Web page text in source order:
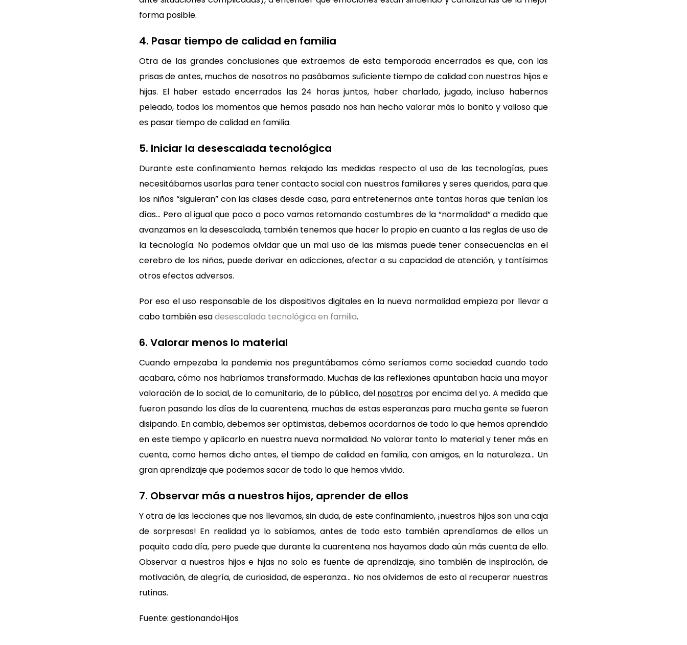
forma posible.
4. Pasar tiempo de calidad en familia
Otra de las grandes conclusiones que extraemos de esta temporada encerrados es que, con las
prisas de antes, muchos de nosotros no pasábamos suficiente tiempo de calidad con nuestros hijos e
hijas. El haber estado encerrados las 24 horas juntos, haber charlado, jugado, incluso habernos
peleado, todos los momentos que hemos pasado nos han hecho valorar más lo bonito y valioso que
es pasar tiempo de calidad en familia.
5. Iniciar la desescalada tecnológica
Durante este confinamiento hemos relajado las medidas respecto al uso de las tecnologías, pues
necesitábamos usarlas para tener contacto social con nuestros familiares y seres queridos, para que
los niños “siguieran” con las clases desde casa, para entretenernos ante tantas horas que tenían los
días… Pero al igual que poco a poco vamos retomando costumbres de la “normalidad” a medida que
avanzamos en la desescalada, también tenemos que hacer lo propio en cuanto a las reglas de uso de
la tecnología. No podemos olvidar que un mal uso de las mismas puede tener consecuencias en el
cerebro de los niños, puede derivar en adicciones, afectar a su capacidad de atención, y tantísimos
otros efectos adversos.
Por eso el uso responsable de los dispositivos digitales en la nueva normalidad empieza por llevar a
cabo también esadesescalada tecnológica en familia.
6. Valorar menos lo material
Cuando empezaba la pandemia nos preguntábamos cómo seríamos como sociedad cuando todo
acabara, cómo nos habríamos transformado. Muchas de las reflexiones apuntaban hacia una mayor
valoración de lo social, de lo comunitario, de lo público, del nosotros por encima delyo. A medida que
fueron pasando los días de la cuarentena, muchas de estas esperanzas para mucha gente se fueron
disipando. En cambio, debemos ser optimistas, debemos acordarnos de todo lo que hemos aprendido
en este tiempo y aplicarlo en nuestra nueva normalidad. No valorar tanto lo material y tener más en
cuenta, como hemos dicho antes, el tiempo de calidad en familia, con amigos, en la naturaleza… Un
gran aprendizaje que podemos sacar de todo lo que hemos vivido.
7. Observar más a nuestros hijos, aprender de ellos
Y otra de las lecciones que nos llevamos, sin duda, de este confinamiento, ¡nuestros hijos son una caja
de sorpresas! En realidad ya lo sabíamos, antes de todo esto también aprendíamos de ellos un
poquito cada día, pero puede que durante la cuarentena nos hayamos dado aún más cuenta de ello.
Observar a nuestros hijos e hijas no solo es fuente de aprendizaje, sino también de inspiración, de
motivación, de alegría, de curiosidad, de esperanza… No nos olvidemos de esto al recuperar nuestras
rutinas.
Fuente: gestionandoHijos